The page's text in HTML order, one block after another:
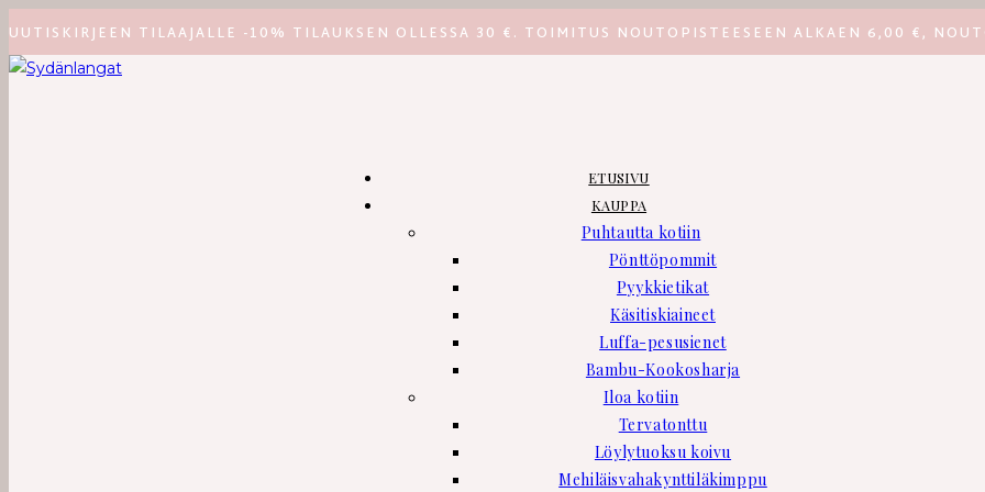
sisältöön
UUTISKIRJEEN TILAAJALLE -10% TILAUKSEN OLLESSA 30 €. TOIMITUS NOUTOPISTEESEEN ALKAEN 6,00 €,
ETUSIVU
KAUPPA
Puhtautta kotiin
Pönttöpommit
Pyykkietikat
Käsitiskiaineet
Luffa-pesusienet
Bambu-Kookosharja
Iloa kotiin
Tervatonttu
Löylytuoksu koivu
Mehiläisvahakynttiläkimppu